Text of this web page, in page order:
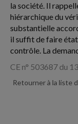
la société. Il
hiérarchique du
substantielle
il suffit de faire
contrôle. La
CE n° 503687 du
Retourner à la liste